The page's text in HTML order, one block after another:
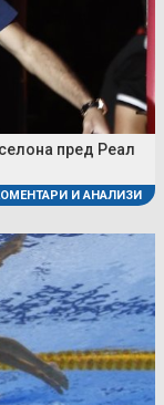
пред Реал
И АНАЛИЗИ